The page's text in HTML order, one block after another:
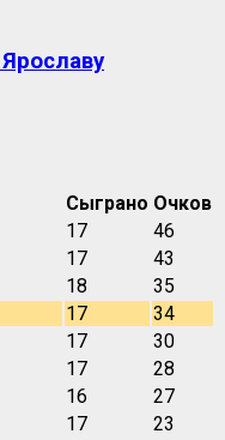
Сыграно Очков
17
46
17
43
18
35
17
34
17
30
17
28
16
27
17
23